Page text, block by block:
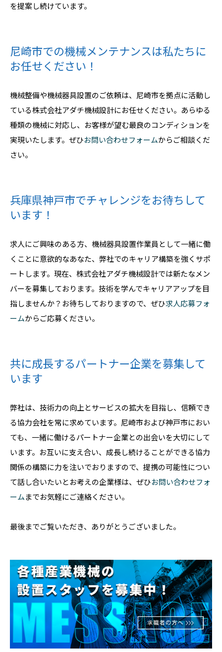
を提案し続けています。
尼崎市での機械メンテナンスは私たちに
お任せください！
機械整備や機械器具設置のご依頼は、尼崎市を拠点に活動し
ている株式会社アダチ機械設計にお任せください。あらゆる
種類の機械に対応し、お客様が望む最良のコンディションを
実現いたします。ぜひお問い合わせフォームからご相談くだ
さい。
兵庫県神戸市でチャレンジをお待ちして
います！
求人にご興味のある方、機械器具設置作業員として一緒に働
くことに意欲的なあなた、弊社でのキャリア構築を強くサポ
ートします。現在、株式会社アダチ機械設計では新たなメン
バーを募集しております。技術を学んでキャリアアップを目
指しませんか？お待ちしておりますので、ぜひ求人応募フォ
ームからご応募ください。
共に成長するパートナー企業を募集して
います
弊社は、技術力の向上とサービスの拡大を目指し、信頼でき
る協力会社を常に求めています。尼崎市および神戸市におい
ても、一緒に働けるパートナー企業との出会いを大切にして
います。お互いに支え合い、成長し続けることができる協力
関係の構築に力を注いでおりますので、提携の可能性につい
て話し合いたいとお考えの企業様は、ぜひお問い合わせフォ
ームまでお気軽にご連絡ください。
最後までご覧いただき、ありがとうございました。